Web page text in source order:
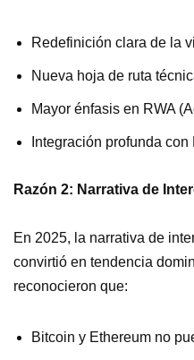
Redefinición clara de la
Nueva hoja de ruta
Mayor énfasis en RWA
Integración profunda con
Razón 2: Narrativa de
En 2025, la narrativa de
convirtió en tendencia
reconocieron que:
Bitcoin y Ethereum no